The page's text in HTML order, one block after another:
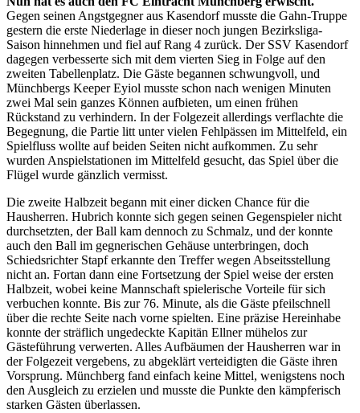
Gegen seinen Angstgegner aus Kasendorf musste die Gahn-Truppe
gestern die erste Niederlage in dieser noch jungen Bezirksliga-
Saison hinnehmen und fiel auf Rang 4 zurück. Der SSV Kasendorf
dagegen verbesserte sich mit dem vierten Sieg in Folge auf den
zweiten Tabellenplatz. Die Gäste begannen schwungvoll, und
Münchbergs Keeper Eyiol musste schon nach wenigen Minuten
zwei Mal sein ganzes Können aufbieten, um einen frühen
Rückstand zu verhindern. In der Folgezeit allerdings verflachte die
Begegnung, die Partie litt unter vielen Fehlpässen im Mittelfeld, ein
Spielfluss wollte auf beiden Seiten nicht aufkommen. Zu sehr
wurden Anspielstationen im Mittelfeld gesucht, das Spiel über die
Flügel wurde gänzlich vermisst.
Die zweite Halbzeit begann mit einer dicken Chance für die
Hausherren. Hubrich konnte sich gegen seinen Gegenspieler nicht
durchsetzten, der Ball kam dennoch zu Schmalz, und der konnte
auch den Ball im gegnerischen Gehäuse unterbringen, doch
Schiedsrichter Stapf erkannte den Treffer wegen Abseitsstellung
nicht an. Fortan dann eine Fortsetzung der Spiel weise der ersten
Halbzeit, wobei keine Mannschaft spielerische Vorteile für sich
verbuchen konnte. Bis zur 76. Minute, als die Gäste pfeilschnell
über die rechte Seite nach vorne spielten. Eine präzise Hereinhabe
konnte der sträflich ungedeckte Kapitän Ellner mühelos zur
Gästeführung verwerten. Alles Aufbäumen der Hausherren war in
der Folgezeit vergebens, zu abgeklärt verteidigten die Gäste ihren
Vorsprung. Münchberg fand einfach keine Mittel, wenigstens noch
den Ausgleich zu erzielen und musste die Punkte den kämpferisch
starken Gästen überlassen.